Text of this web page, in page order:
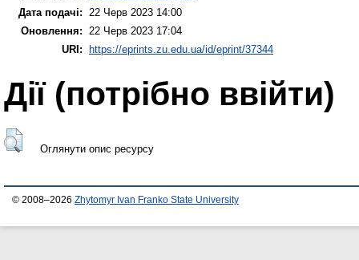
Дата подачі: 22 Черв 2023 14:00
Оновлення: 22 Черв 2023 17:04
URI:
https://eprints.zu.edu.ua/id/eprint/37344
Дії ​​(потрібно ввійти)
Оглянути опис ресурсу
© 2008–2026 Zhytomyr Ivan Franko State University